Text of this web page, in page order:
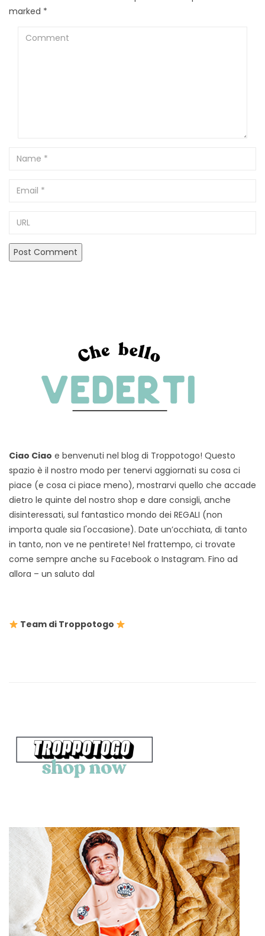
marked *
Comment
Name
Email
Ciao Ciao e benvenuti nel blog di Troppotogo! Questo
spazio è il nostro modo per tenervi aggiornati su cosa ci
piace (e cosa ci piace meno), mostrarvi quello che accade
dietro le quinte del nostro shop e dare consigli, anche
disinteressati, sul fantastico mondo dei REGALI (non
importa quale sia l'occasione). Date un’occhiata, di tanto
in tanto, non ve ne pentirete! Nel frattempo, ci trovate
come sempre anche su Facebook o Instagram. Fino ad
allora – un saluto dal
Team di Troppotogo